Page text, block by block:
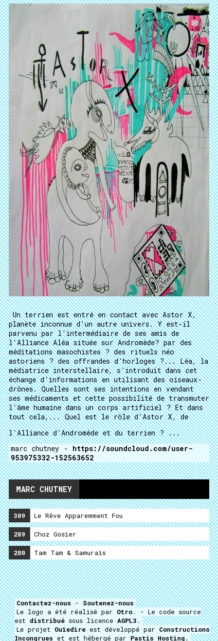
Un terrien est entré en contact avec Astor X,
planète inconnue d'un autre univers. Y est-il
parvenu par l'intermédiaire de ses amis de
l'Alliance Aléa située sur Andromède? par des
méditations masochistes ? des rituels néo
astoriens ? des offrandes d'horloges ?... Léa, la
médiatrice interstellaire, s'introduit dans cet
échange d'informations en utilisant des oiseaux-
drônes. Quelles sont ses intentions en vendant
ses médicaments et cette possibilité de transmuter
l'âme humaine dans un corps artificiel ? Et dans
tout cela,... Quel est le rôle d'Astor X, de
l'Alliance d'Andromède et du terrien ? ...
marc chutney - https://soundcloud.com/user-
953975332-152563652
MARC CHUTNEY
309 Le Rêve Apparemment Fou
289 Choz Gosier
280 Tam Tam & Samuraïs
Contactez-nous - Soutenez-nous
Le logo a été réalisé par Otro. - Le code source
est distribué sous licence AGPL3 .
Le projet Ouïedire est développé par Constructions
Incongrues et est hébergé par Pastis Hosting .